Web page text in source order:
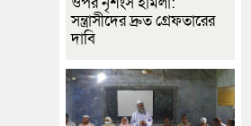
সন্ত্রাসীদের দ্রুত গ্রেফতারের
দাবি